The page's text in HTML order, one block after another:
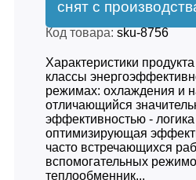
Код товара: sku-8756
Характеристики
классы
режимах: охлаждения и
отличающийся
эффективностью -
оптимизирующая
часто встречающихся
вспомогательных
теплообменник...